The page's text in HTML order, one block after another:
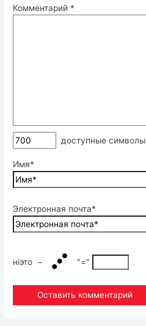
Комментарий *
доступные символы
Имя*
Электронная почта*
нiэто − "="